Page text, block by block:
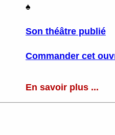
♠
Son théâtre publié
Commander cet
En savoir plus ...